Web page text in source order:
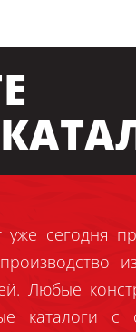
сегодня
Любые
каталоги с